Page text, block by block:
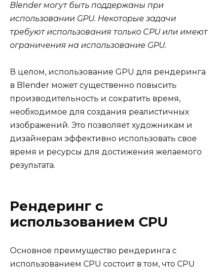
Blender могут быть поддержаны при
использовании GPU. Некоторые задачи
требуют использования только CPU или имеют
ограничения на использование GPU.
В целом, использование GPU для рендеринга
в Blender может существенно повысить
производительность и сократить время,
необходимое для создания реалистичных
изображений. Это позволяет художникам и
дизайнерам эффективно использовать свое
время и ресурсы для достижения желаемого
результата.
Рендеринг с
использованием CPU
Основное преимущество рендеринга с
использованием CPU состоит в том, что CPU